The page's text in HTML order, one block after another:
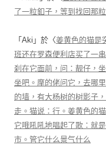
了一粒釦子，等到找回那
「 Aki 」於〈姜黄色的猫是
班还在罗森便利店买了一
刹在它面前，问：靓仔，
坐吧。摩的佬问它，去哪
的墙，有大杨树的树影子
走。猫说：行。姜黄色的
它哦吼吼地唱起了歌：就
市。管它什么景气什么